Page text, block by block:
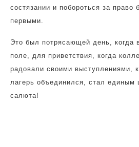
состязании и побороться за
первыми.
Это был потрясающей день, когда
поле, для приветствия, когда
радовали своими выступлениями,
лагерь объединился, стал единым
салюта!